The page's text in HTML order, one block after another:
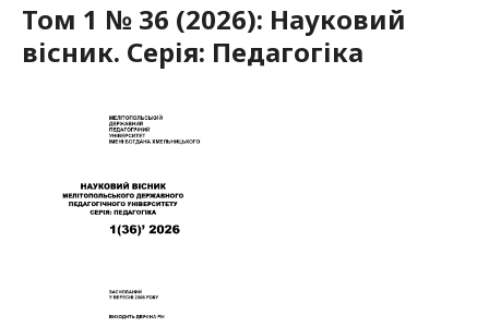
Том 1 № 36 (2026): Науковий
вісник. Серія: Педагогіка